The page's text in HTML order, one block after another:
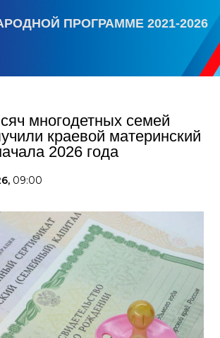
ПРОГРАММЕ 2021-2026
многодетных семей
краевой материнский
2026 года
09:00